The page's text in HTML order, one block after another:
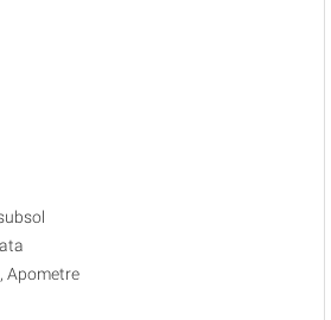
Apometre